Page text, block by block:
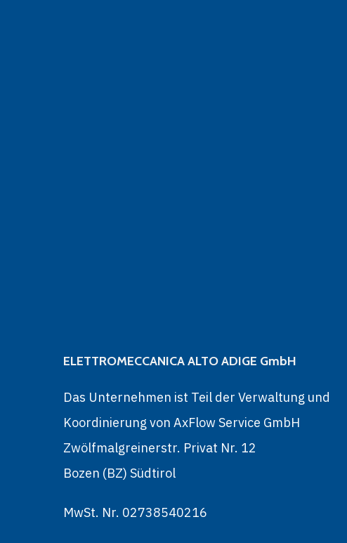
ELETTROMECCANICA ALTO ADIGE GmbH
Das Unternehmen ist Teil der Verwaltung und
Koordinierung von AxFlow Service GmbH
Zwölfmalgreinerstr. Privat Nr. 12
Bozen (BZ) Südtirol
MwSt. Nr. 02738540216